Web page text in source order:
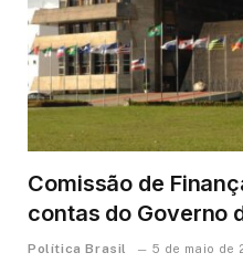
Comissão de
contas do Governo
Política Brasil 5 de maio de